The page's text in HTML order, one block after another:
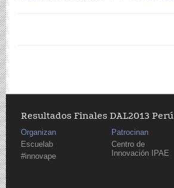
Resultados Finales DAL2013 Perú
Organizan
Escuelab
#innovape
Patrocinan
Centro de
Innovación IPAE